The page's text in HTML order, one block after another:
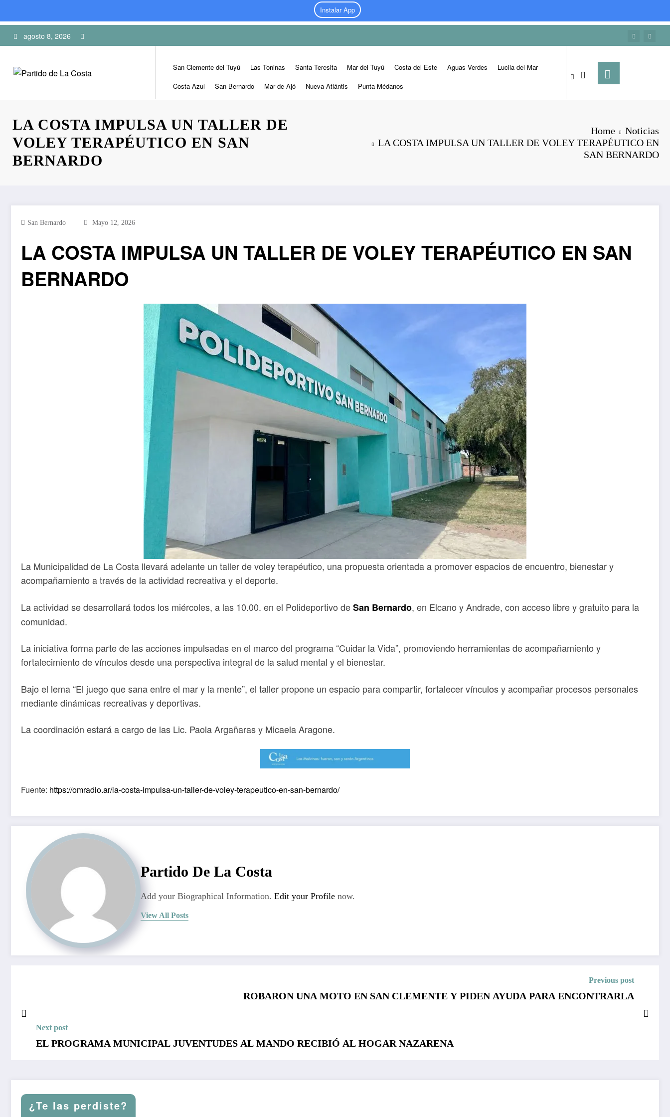
Instalar App
to
agosto 8, 2026
San Clemente del Tuyú Las Toninas Santa Teresita Mar del Tuyú Costa del Este Aguas Verdes
Lucila del Mar
Costa Azul
San Bernardo Mar de Ajó Nueva Atlántis Punta Médanos
LA COSTA IMPULSA UN TALLER DE
VOLEY TERAPÉUTICO EN SAN
BERNARDO
Home
Noticias
LA COSTA IMPULSA UN TALLER DE VOLEY TERAPÉUTICO EN
SAN BERNARDO
San Bernardo Mayo 12, 2026
LA COSTA IMPULSA UN TALLER DE VOLEY TERAPÉUTICO EN SAN
BERNARDO
La Municipalidad de La Costa llevará adelante un taller de voley terapéutico, una propuesta orientada a promover espacios de encuentro, bienestar y
acompañamiento a través de la actividad recreativa y el deporte.
La actividad se desarrollará todos los miércoles, a las 10.00. en el Polideportivo deSan Bernardo, en Elcano y Andrade, con acceso libre y gratuito para la
comunidad.
La iniciativa forma parte de las acciones impulsadas en el marco del programa “Cuidar la Vida”, promoviendo herramientas de acompañamiento y
fortalecimiento de vínculos desde una perspectiva integral de la salud mental y el bienestar.
Bajo el lema “El juego que sana entre el mar y la mente”, el taller propone un espacio para compartir, fortalecer vínculos y acompañar procesos personales
mediante dinámicas recreativas y deportivas.
La coordinación estará a cargo de las Lic. Paola Argañaras y Micaela Aragone.
Fuente: https://omradio.ar/la-costa-impulsa-un-taller-de-voley-terapeutico-en-san-bernardo/
Partido De La Costa
Add your Biographical Information. Edit your Profile now.
View All Posts
Previous post
ROBARON UNA MOTO EN SAN CLEMENTE Y PIDEN AYUDA PARA ENCONTRARLA
Next post
EL PROGRAMA MUNICIPAL JUVENTUDES AL MANDO RECIBIÓ AL HOGAR NAZARENA
¿Te las perdiste?